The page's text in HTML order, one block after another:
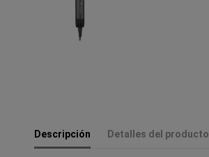
Descripción Detalles del producto